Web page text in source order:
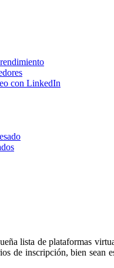
con LinkedIn
8 plataformas para
de empleo
como UNICEF?
contribuir a la
las puertas abiertas en todo
lista de plataformas
de inscripción, bien sean